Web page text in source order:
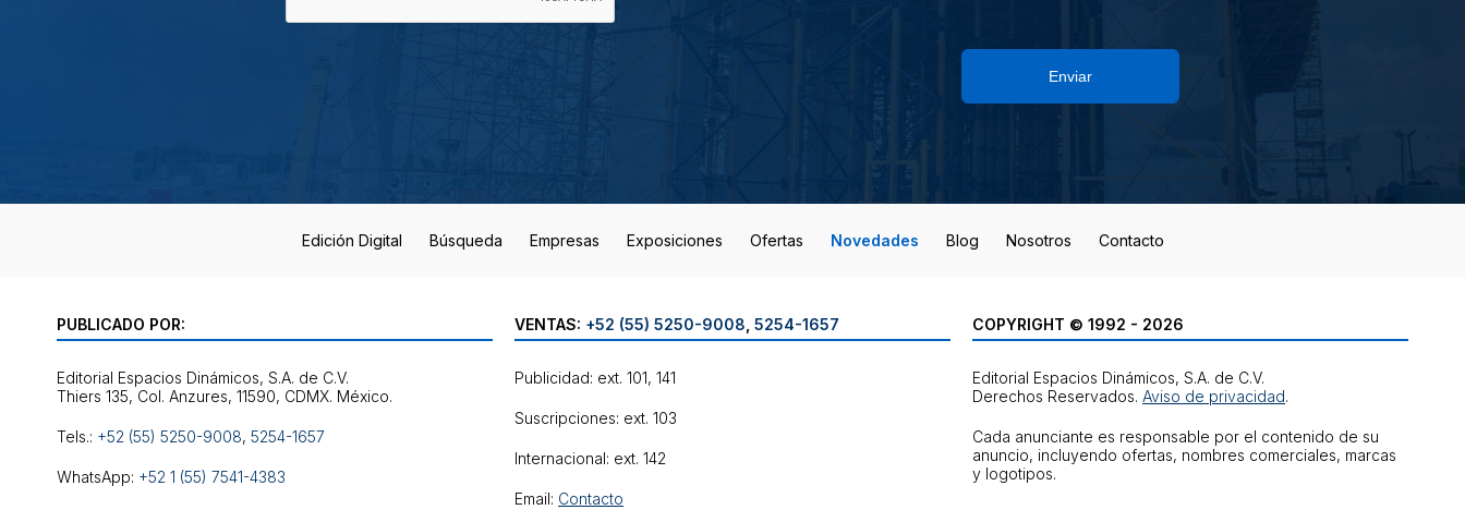
Enviar
Edición Digital Búsqueda Empresas Exposiciones Ofertas Novedades Blog Nosotros Contacto
PUBLICADO POR:
Editorial Espacios Dinámicos, S.A. de C.V.
Tels.: +52 (55) 5250-9008, 5254-1657
WhatsApp: +52 1 (55) 7541-4383
VENTAS: +52 (55) 5250-9008 5254-1657
Publicidad: ext. 101, 141
Suscripciones: ext. 103
Internacional: ext. 142
Email: Contacto
COPYRIGHT © 1992 - 2026
Editorial Espacios Dinámicos, S.A. de C.V.
Derechos Reservados. Aviso de privacidad.
Cada anunciante es responsable por el contenido de su
anuncio, incluyendo ofertas, nombres comerciales, marcas
y logotipos.